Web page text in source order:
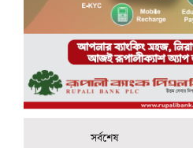
সর্বশেষ